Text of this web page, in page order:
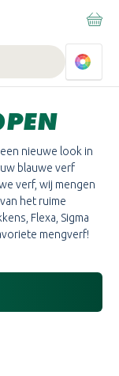
€100,- aan Sikkens
nieuwe look in
blauwe verf
verf, wij mengen
het ruime
Flexa, Sigma
mengverf!